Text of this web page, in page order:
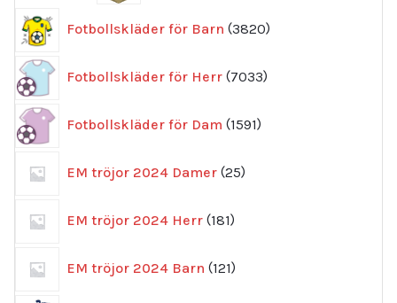
Fotbollskläder för Barn 3820
produkter
Fotbollskläder för Herr 7033
produkter
Fotbollskläder för Dam 1591
produkter
EM tröjor 2024 Damer 25
produkter
EM tröjor 2024 Herr 181
produkter
EM tröjor 2024 Barn 121
produkter